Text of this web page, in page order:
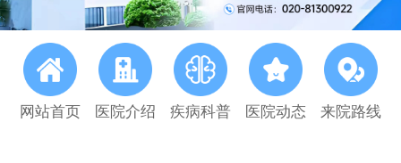
网站首页 医院介绍 疾病科普 医院动态 来院路线